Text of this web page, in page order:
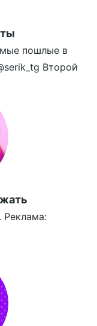
пошлые в
Второй
Реклама: